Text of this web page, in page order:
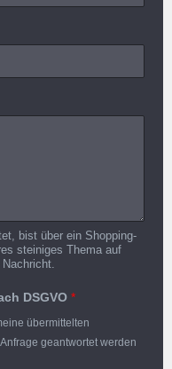
bist über ein Shopping-
steiniges Thema auf
DSGVO *
übermittelten
geantwortet werden